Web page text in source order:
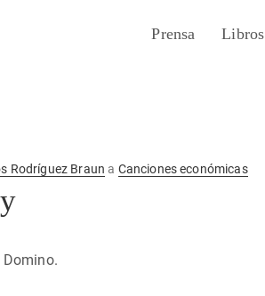
Prensa Libros
Rodríguez Braun a Canciones económicas